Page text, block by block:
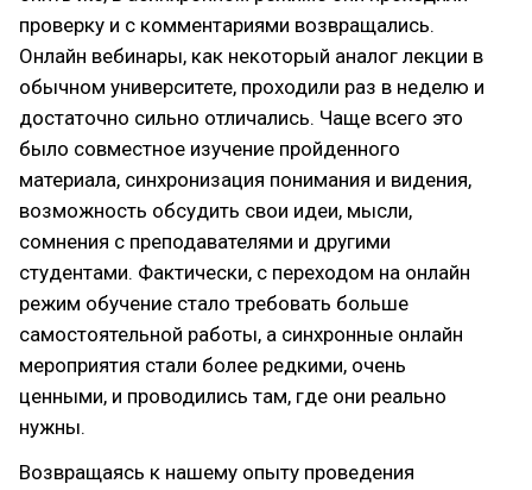
проверку и с комментариями возвращались.
Онлайн вебинары, как некоторый аналог лекции в
обычном университете, проходили раз в неделю и
достаточно сильно отличались. Чаще всего это
было совместное изучение пройденного
материала, синхронизация понимания и видения,
возможность обсудить свои идеи, мысли,
сомнения с преподавателями и другими
студентами. Фактически, с переходом на онлайн
режим обучение стало требовать больше
самостоятельной работы, а синхронные онлайн
мероприятия стали более редкими, очень
ценными, и проводились там, где они реально
нужны.
Возвращаясь к нашему опыту проведения